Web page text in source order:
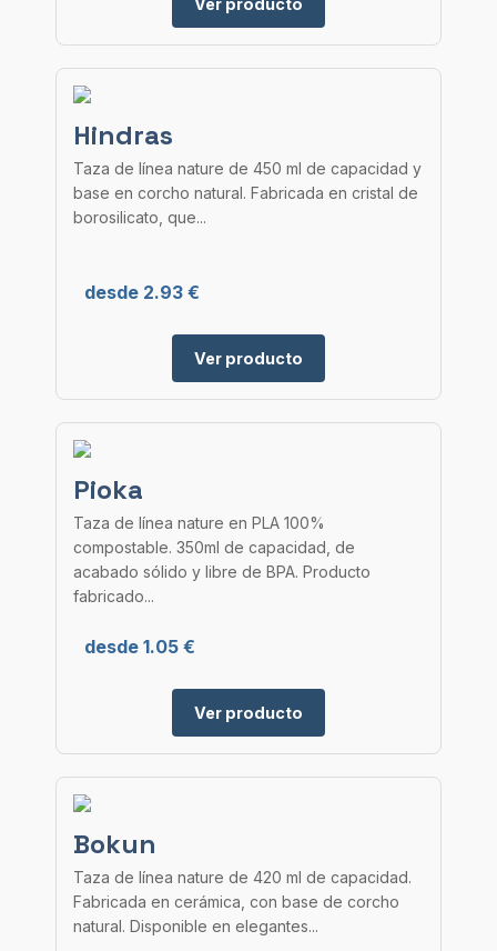
Ver producto
Hindras
Taza de línea nature de 450 ml de capacidad y
base en corcho natural. Fabricada en cristal de
borosilicato, que...
desde 2.93 €
Ver producto
Pioka
Taza de línea nature en PLA 100%
compostable. 350ml de capacidad, de
acabado sólido y libre de BPA. Producto
fabricado...
desde 1.05 €
Ver producto
Bokun
Taza de línea nature de 420 ml de capacidad.
Fabricada en cerámica, con base de corcho
natural. Disponible en elegantes...